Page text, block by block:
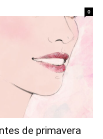
0
de primavera